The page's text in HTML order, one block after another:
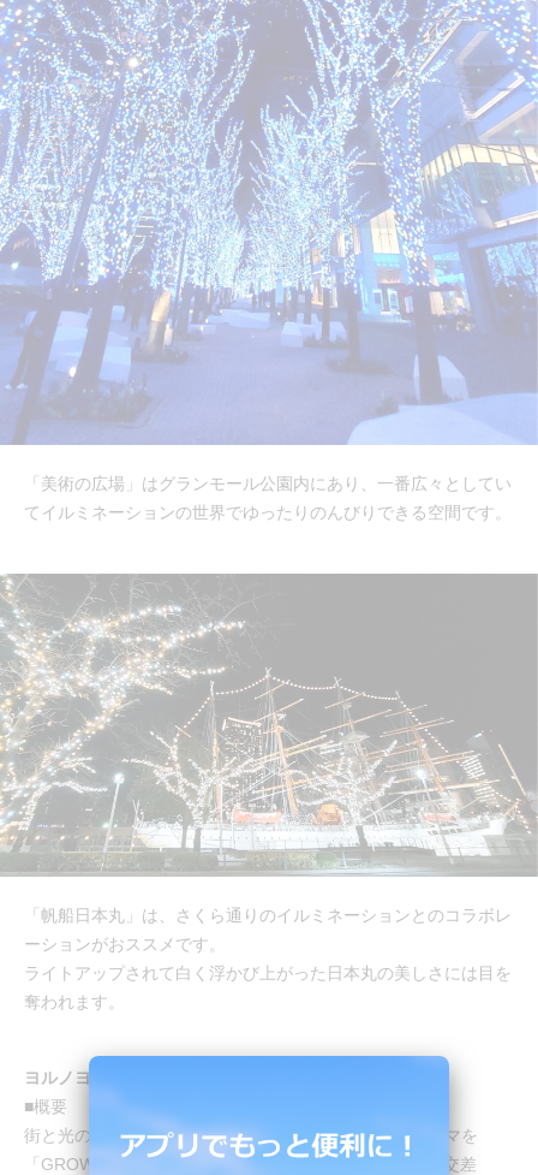
「美術の広場」はグランモール公園内にあり、一番広々としてい
てイルミネーションの世界でゆったりのんびりできる空間です。
「帆船日本丸」は、さくら通りのイルミネーションとのコラボレ
ーションがおススメです。
ライトアップされて白く浮かび上がった日本丸の美しさには目を
奪われます。
ヨルノヨ YOKOHAMA CROSS NIGHT ILLUMINATION
■概要
街と光のアートイルミネーション「ヨルノヨ」は、テーマを
「GROW-進化する-」として、「ひと・もの・文化」が交差